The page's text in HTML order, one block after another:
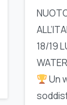
18/19
Un